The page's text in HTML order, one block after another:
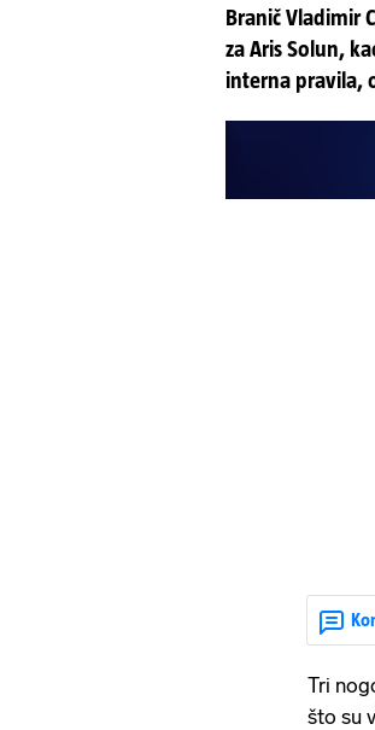
Branič Vladimir
za Aris Solun,
interna pravila,
Tri
što su